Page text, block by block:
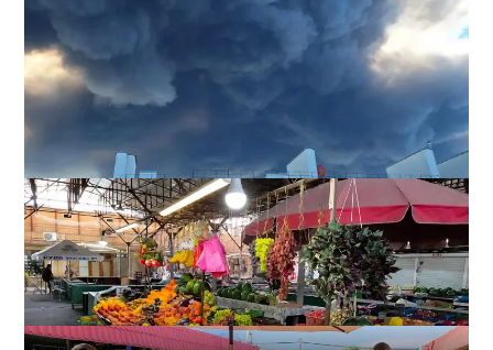
Війна в Україні: Сили оборони вдарили по аеродрому
«Енгельс» і нафтозаводу в Саратові
0
02-08-2026 в 11:17
ВИБІР РЕДАКЦІЇ